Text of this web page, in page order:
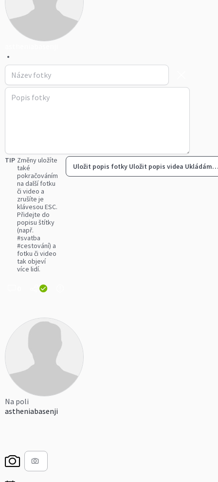
•
TIP Změny uložíte
také
pokračováním
na další fotku
či video a
zrušíte je
klávesou ESC.
Přidejte do
popisu štítky
(např.
#svatba
#cestování) a
fotku či video
tak objeví
více lidí.
Uložit popis fotky Uložit popis videa
Na poli
astheniabasenji